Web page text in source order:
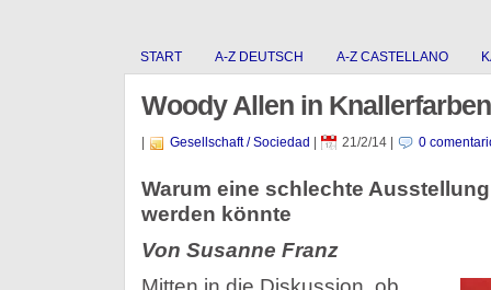
START A-Z DEUTSCH A-Z CASTELLANO
Woody Allen in Knallerfarben
Gesellschaft / Sociedad 21/2/14| 0
Warum eine schlechte
werden könnte
Von Susanne Franz